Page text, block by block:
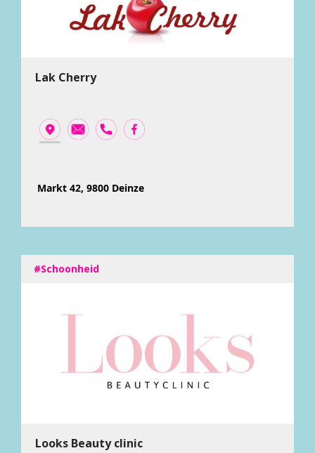
Lak Cherry
Markt 42, 9800 Deinze
#Schoonheid
Looks Beauty clinic